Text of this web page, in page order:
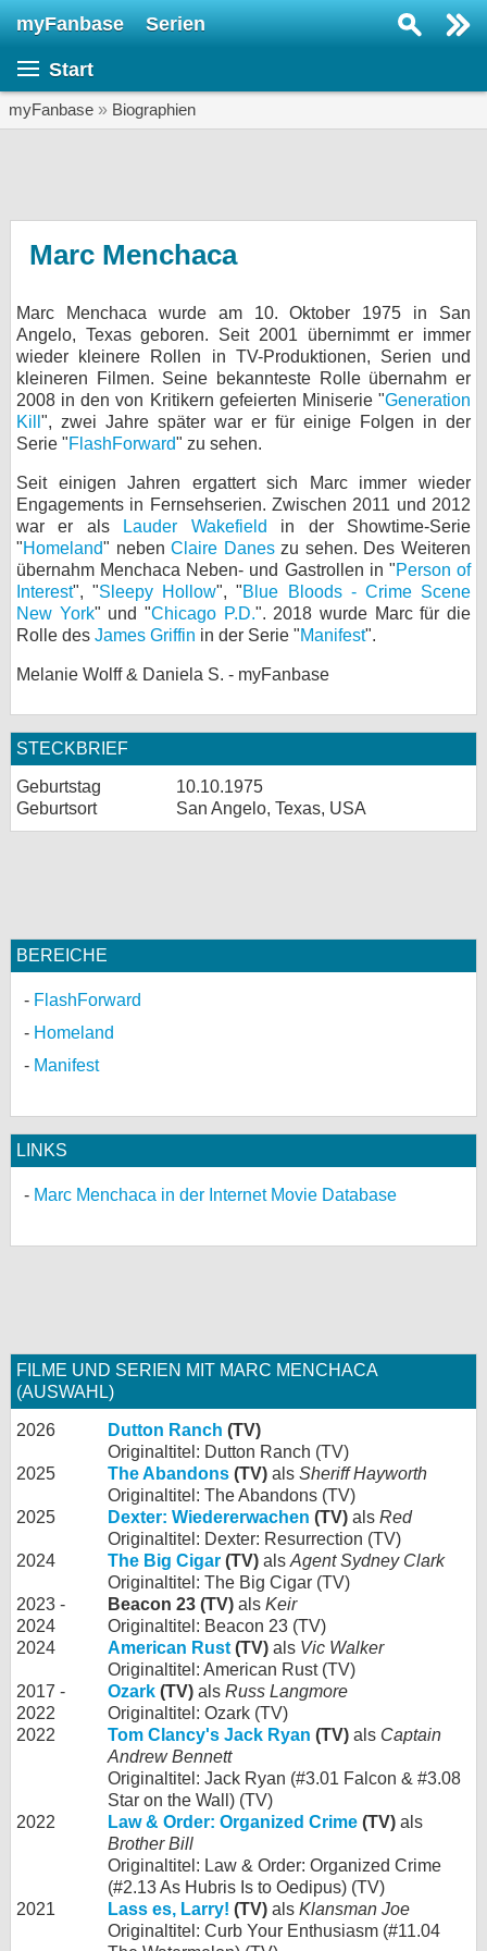
myFanbase Serien
Start
myFanbase » Biographien
Marc Menchaca
Marc Menchaca wurde am 10. Oktober 1975 in San
Angelo, Texas geboren. Seit 2001 übernimmt er immer
wieder kleinere Rollen in TV-Produktionen, Serien und
kleineren Filmen. Seine bekannteste Rolle übernahm er
2008 in den von Kritikern gefeierten Miniserie "Generation
Kill ", zwei Jahre später war er für einige Folgen in der
Serie "FlashForward" zu sehen.
Seit einigen Jahren ergattert sich Marc immer wieder
Engagements in Fernsehserien. Zwischen 2011 und 2012
war er als
Lauder Wakefield
in der Showtime-Serie
"Homeland" nebenClaire Daneszu sehen. Des Weiteren
übernahm Menchaca Neben- und Gastrollen in "Person of
Interest", "Sleepy Hollow", "Blue Bloods - Crime Scene
New York" und "Chicago P.D.". 2018 wurde Marc für die
Rolle des James Griffin in der Serie "Manifest".
Melanie Wolff & Daniela S. - myFanbase
STECKBRIEF
Geburtstag
10.10.1975
Geburtsort
San Angelo, Texas, USA
BEREICHE
FlashForward
Homeland
Manifest
LINKS
Marc Menchaca in der Internet Movie Database
FILME UND SERIEN MIT MARC MENCHACA
(AUSWAHL)
2026 Dutton Ranch (TV)
Originaltitel: Dutton Ranch (TV)
2025
The Abandons (TV) als Sheriff Hayworth
Originaltitel: The Abandons (TV)
2025
Dexter: Wiedererwachen (TV) als Red
Originaltitel: Dexter: Resurrection (TV)
2024
The Big Cigar (TV) als Agent Sydney Clark
Originaltitel: The Big Cigar (TV)
2023 -
2024
Beacon 23 (TV) als Keir
Originaltitel: Beacon 23 (TV)
2024
American Rust (TV) als Vic Walker
Originaltitel: American Rust (TV)
2017 -
2022
Ozark (TV) als Russ Langmore
Originaltitel: Ozark (TV)
2022
Tom Clancy's Jack Ryan (TV) als Captain
Andrew Bennett
Originaltitel: Jack Ryan (#3.01 Falcon & #3.08
Star on the Wall) (TV)
2022
Law & Order: Organized Crime (TV) als
Brother Bill
Originaltitel: Law & Order: Organized Crime
(#2.13 As Hubris Is to Oedipus) (TV)
2021
Lass es, Larry! (TV) als Klansman Joe
Originaltitel: Curb Your Enthusiasm (#11.04
KULTUR
Specials
SERVICE
Gewinnspiele
bei X
bei Facebook
Kontakt
Nutzungsbedingungen
Datenschutz
Cookie-Einstellungen
Impressum